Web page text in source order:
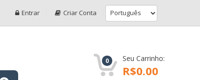
Entrar Criar Conta
0 Seu Carrinho:
R$0.00